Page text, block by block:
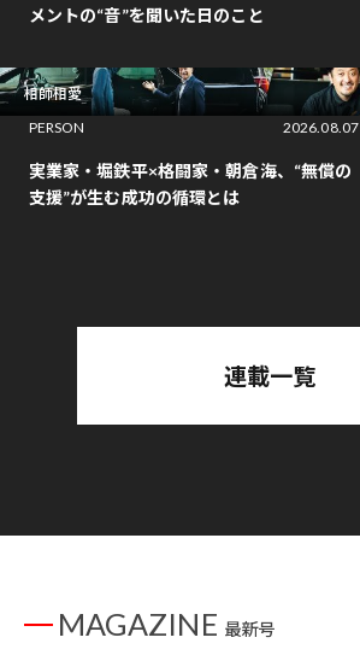
メントの“音”を聞いた日のこと
相師相愛
PERSON
2026.08.07
実業家・堀鉄平×格闘家・朝倉海、“無償の
支援”が生む成功の循環とは
連載一覧
MAGAZINE 最新号